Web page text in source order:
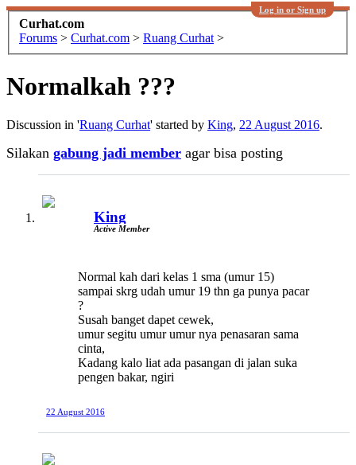
Log in or Sign up
Curhat.com
Forums > Curhat.com > Ruang Curhat >
Normalkah ???
Discussion in 'Ruang Curhat' started by King, 22 August 2016.
Silakan gabung jadi member agar bisa posting
King
Active Member
Normal kah dari kelas 1 sma (umur 15)
sampai skrg udah umur 19 thn ga punya pacar
?
Susah banget dapet cewek,
umur segitu umur umur nya penasaran sama
cinta,
Kadang kalo liat ada pasangan di jalan suka
pengen bakar, ngiri
22 August 2016